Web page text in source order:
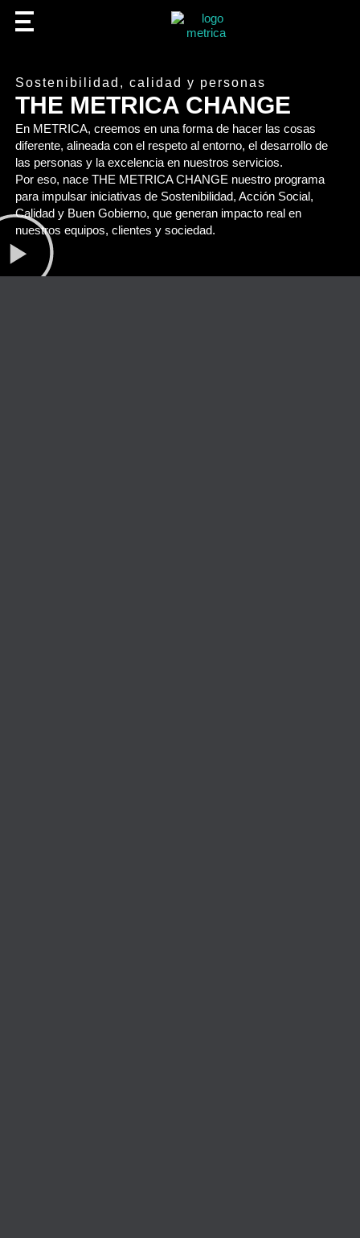
Sostenibilidad, calidad y personas
THE METRICA CHANGE
En METRICA, creemos en una forma de hacer las cosas
diferente, alineada con el respeto al entorno, el desarrollo de
las personas y la excelencia en nuestros servicios.
Por eso, nace THE METRICA CHANGE nuestro programa
para impulsar iniciativas de Sostenibilidad, Acción Social,
Calidad y Buen Gobierno, que generan impacto real en
nuestros equipos, clientes y sociedad.